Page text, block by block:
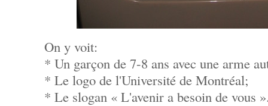
On y voit:
* Un garçon de 7-8 ans avec une arme
* Le logo de l'Université de Montréal;
* Le slogan « L'avenir a besoin de vous